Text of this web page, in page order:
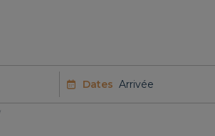
Dates